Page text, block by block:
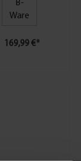
B-
Ware
169,99 €*